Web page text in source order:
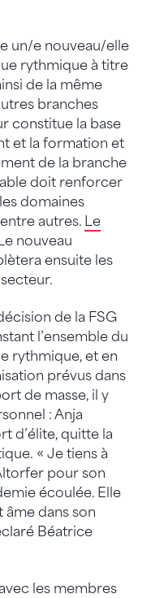
un/e nouveau/elle
rythmique à titre
de la même
branches
constitue la base
et la formation et
de la branche
doit renforcer
domaines
autres. Le
nouveau
ensuite les
de la FSG
l’ensemble du
rythmique, et en
prévus dans
de masse, il y
: Anja
d’élite, quitte la
« Je tiens à
pour son
écoulée. Elle
âme dans son
Béatrice
les membres